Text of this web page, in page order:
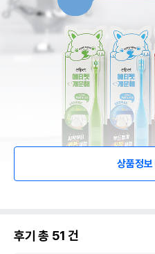
상품정보
후기 총 51 건